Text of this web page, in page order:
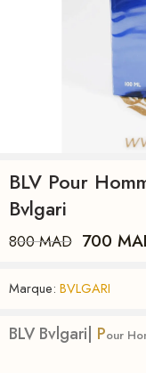
BLV Pour
Bvlgari
800MAD 700
Marque: BVLGARI
BLV Bvlgari| Pour